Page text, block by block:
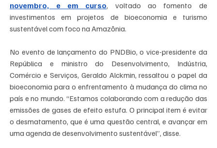
novembro, e em curso, voltado ao fomento de
investimentos em projetos de bioeconomia e turismo
sustentável com foco na Amazônia.
No evento de lançamento do PNDBio, o vice-presidente da
República e ministro do Desenvolvimento, Indústria,
Comércio e Serviços, Geraldo Alckmin, ressaltou o papel da
bioeconomia para o enfrentamento à mudança do clima no
país e no mundo. “Estamos colaborando com a redução das
emissões de gases de efeito estufa. O principal item é evitar
o desmatamento, que é uma questão central, e avançar em
uma agenda de desenvolvimento sustentável”, disse.